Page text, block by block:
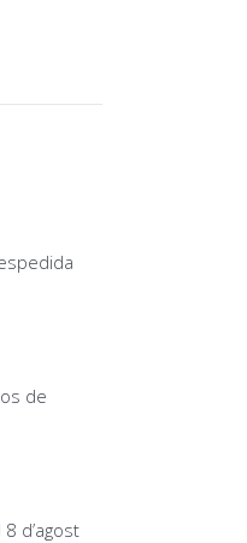
de
d’agost